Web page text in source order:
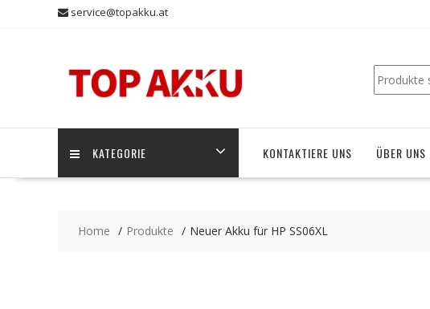
service@topakku.at
KATEGORIE KONTAKTIERE UNS ÜBER UNS
Home Produkte Neuer Akku für HP SS06XL